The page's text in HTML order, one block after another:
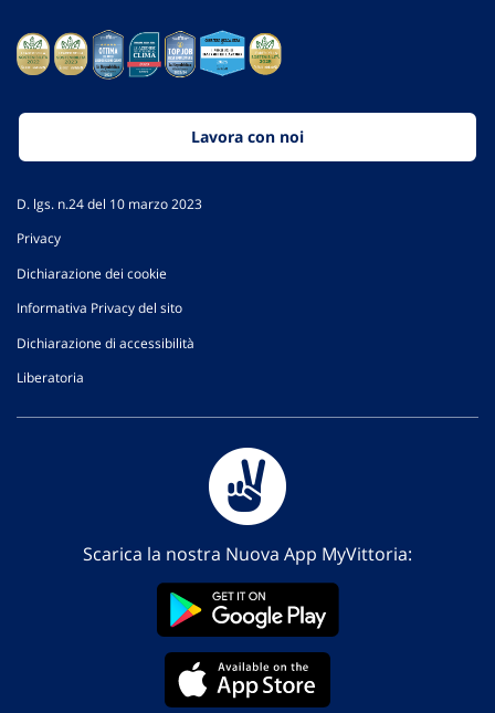
Lavora con noi
D. lgs. n.24 del 10 marzo 2023
Privacy
Dichiarazione dei cookie
Informativa Privacy del sito
Dichiarazione di accessibilità
Liberatoria
Scarica la nostra Nuova App MyVittoria: